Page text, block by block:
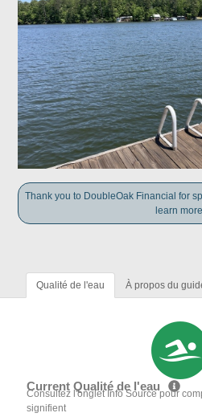
Thank you to DoubleOak Financial for
learn
Qualité de l'eau À propos du
Current Qualité de l'eau
Consultez l'onglet Info Source pour
signifient